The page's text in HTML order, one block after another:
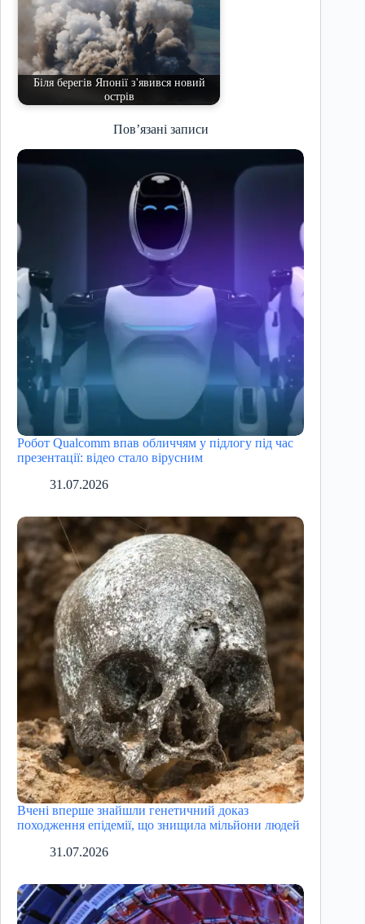
Біля берегів Японії з'явився новий
острів
Пов’язані записи
Робот Qualcomm впав обличчям у підлогу під час
презентації: відео стало вірусним
31.07.2026
Вчені вперше знайшли генетичний доказ
походження епідемії, що знищила мільйони людей
31.07.2026